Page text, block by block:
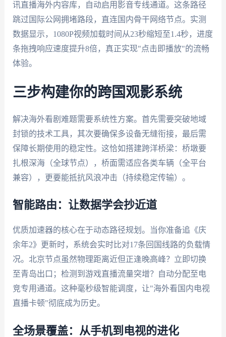
讯直播海外内容库，自动启用影音专线通道。这条路径
跳过国际公网拥堵路段，直连国内骨干网络节点。实测
数据显示，1080P视频加载时间从23秒缩短至1.4秒，进度
条拖拽响应速度提升8倍，真正实现"点击即播放"的流畅
体验。
三步构建你的跨国观影系统
解决海外看剧难题需要系统性方案。首先需要突破地域
封锁的技术工具，其次要确保多设备无缝衔接，最后需
保障长期使用的稳定性。这恰如搭建跨洋桥梁：桥墩要
扎根深海（全球节点），桥面需适应各类车辆（全平台
兼容），更要能抵抗风浪冲击（持续稳定传输）。
智能路由：让数据学会抄近道
优质加速器的核心在于动态路径规划。当你准备追《庆
余年2》更新时，系统会实时比对17条回国线路的负载情
况。北京节点虽然物理距离近但正逢晚高峰？立即切换
至青岛出口；检测到游戏直播流量突增？自动分配至电
竞专用通道。这种毫秒级智能调度，让"海外看国内电视
直播卡顿"彻底成为历史。
全场景覆盖：从手机到电视的进化